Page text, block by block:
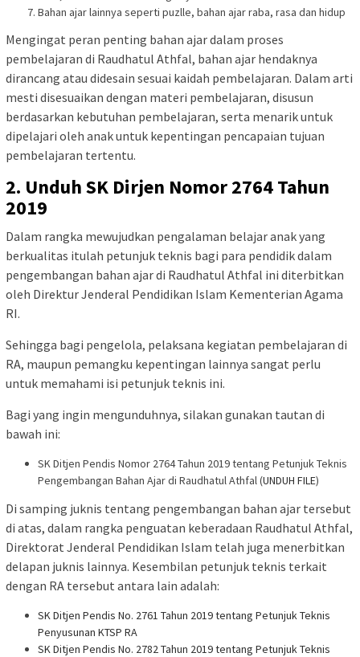
Bahan ajar lainnya seperti puzlle, bahan ajar raba, rasa dan hidup
Mengingat peran penting bahan ajar dalam proses
pembelajaran di Raudhatul Athfal, bahan ajar hendaknya
dirancang atau didesain sesuai kaidah pembelajaran. Dalam arti
mesti disesuaikan dengan materi pembelajaran, disusun
berdasarkan kebutuhan pembelajaran, serta menarik untuk
dipelajari oleh anak untuk kepentingan pencapaian tujuan
pembelajaran tertentu.
2. Unduh SK Dirjen Nomor 2764 Tahun
2019
Dalam rangka mewujudkan pengalaman belajar anak yang
berkualitas itulah petunjuk teknis bagi para pendidik dalam
pengembangan bahan ajar di Raudhatul Athfal ini diterbitkan
oleh Direktur Jenderal Pendidikan Islam Kementerian Agama
RI.
Sehingga bagi pengelola, pelaksana kegiatan pembelajaran di
RA, maupun pemangku kepentingan lainnya sangat perlu
untuk memahami isi petunjuk teknis ini.
Bagi yang ingin mengunduhnya, silakan gunakan tautan di
bawah ini:
SK Ditjen Pendis Nomor 2764 Tahun 2019 tentang Petunjuk Teknis
Pengembangan Bahan Ajar di Raudhatul Athfal (UNDUH FILE)
Di samping juknis tentang pengembangan bahan ajar tersebut
di atas, dalam rangka penguatan keberadaan Raudhatul Athfal,
Direktorat Jenderal Pendidikan Islam telah juga menerbitkan
delapan juknis lainnya. Kesembilan petunjuk teknis terkait
dengan RA tersebut antara lain adalah:
SK Ditjen Pendis No. 2761 Tahun 2019 tentang Petunjuk Teknis
Penyusunan KTSP RA
SK Ditjen Pendis No. 2782 Tahun 2019 tentang Petunjuk Teknis